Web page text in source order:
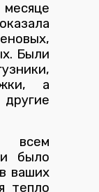
Были
а
было
ваших
тепло